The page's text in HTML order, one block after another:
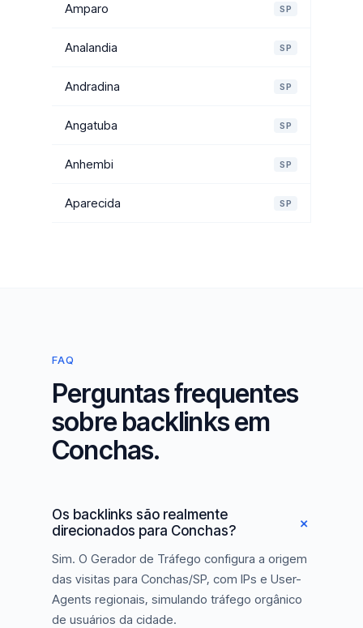
Amparo SP
Analandia SP
Andradina SP
Angatuba SP
Anhembi SP
Aparecida SP
FAQ
Perguntas frequentes
sobre backlinks em
Conchas.
Os backlinks são realmente
direcionados para Conchas?
Sim. O Gerador de Tráfego configura a origem
das visitas para Conchas/SP, com IPs e User-
Agents regionais, simulando tráfego orgânico
de usuários da cidade.